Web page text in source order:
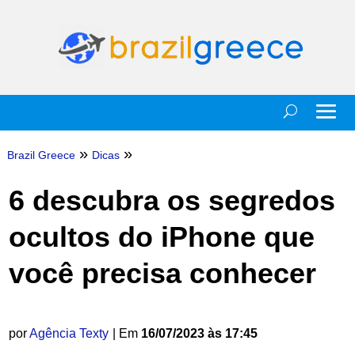
Brazil Greece » Dicas »
6 descubra os segredos
ocultos do iPhone que
você precisa conhecer
porAgência Texty | Em 16/07/2023 às 17:45